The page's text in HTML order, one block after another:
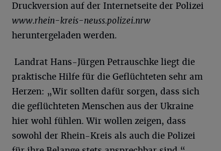
Druckversion auf der Internetseite der Polizei
www.rhein-kreis-neuss.polizei.nrw
heruntergeladen werden.
Landrat Hans-Jürgen Petrauschke liegt die
praktische Hilfe für die Geflüchteten sehr am
Herzen: „Wir sollten dafür sorgen, dass sich
die geflüchteten Menschen aus der Ukraine
hier wohl fühlen. Wir wollen zeigen, dass
sowohl der Rhein-Kreis als auch die Polizei